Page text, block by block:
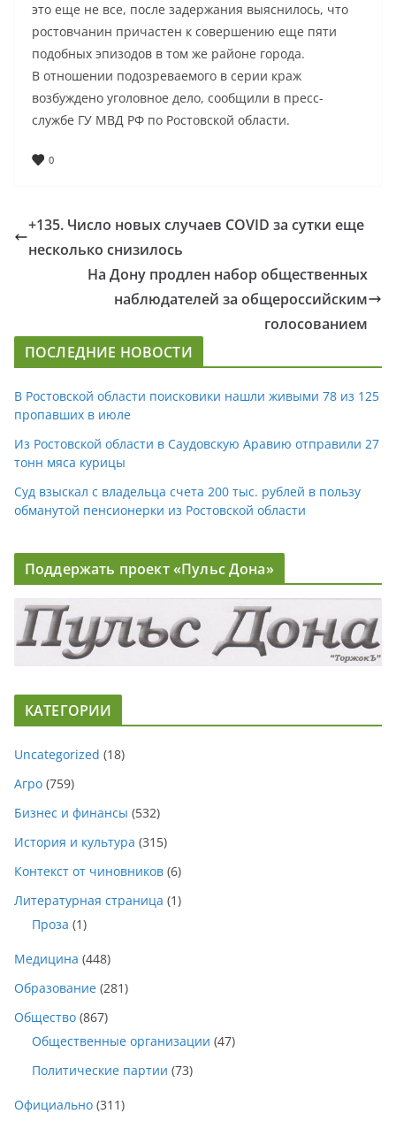
это еще не все, после задержания выяснилось, что
ростовчанин причастен к совершению еще пяти
подобных эпизодов в том же районе города.
В отношении подозреваемого в серии краж
возбуждено уголовное дело, сообщили в пресс-
службе ГУ МВД РФ по Ростовской области.
0
+135. Число новых случаев COVID за сутки еще
несколько снизилось
На Дону продлен набор общественных
наблюдателей за общероссийским
голосованием
ПОСЛЕДНИЕ НОВОСТИ
В Ростовской области поисковики нашли живыми 78 из 125
пропавших в июле
Из Ростовской области в Саудовскую Аравию отправили 27
тонн мяса курицы
Суд взыскал с владельца счета 200 тыс. рублей в пользу
обманутой пенсионерки из Ростовской области
Поддержать проект «Пульс Дона»
КАТЕГОРИИ
Uncategorized (18)
Агро (759)
Бизнес и финансы (532)
История и культура (315)
Контекст от чиновников (6)
Литературная страница (1)
Проза (1)
Медицина (448)
Образование (281)
Общество (867)
Общественные организации (47)
Политические партии (73)
Официально (311)